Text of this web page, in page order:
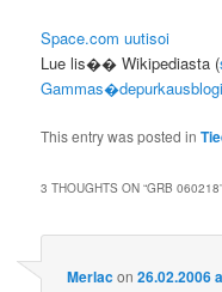
Space.com uutisoi
Lue lis�� Wikipediasta (
Gammas�depurkausblogi
This entry was posted in
3 THOUGHTS ON “GRB 060218”
Merlacon26.02.2006